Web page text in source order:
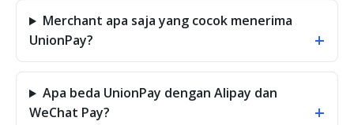
Merchant apa saja yang cocok menerima
UnionPay?
+
Apa beda UnionPay dengan Alipay dan
WeChat Pay?
+